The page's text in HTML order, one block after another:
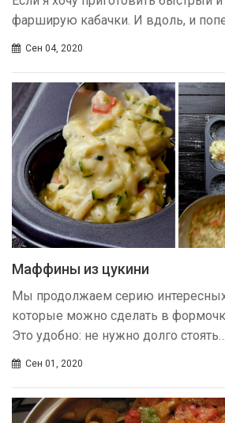
фарширую кабачки. И вдоль, и
Сен 04, 2020
Маффины из цукини
Мы продолжаем серию интересных
которые можно сделать в
Это удобно: не нужно долго стоять…
Сен 01, 2020